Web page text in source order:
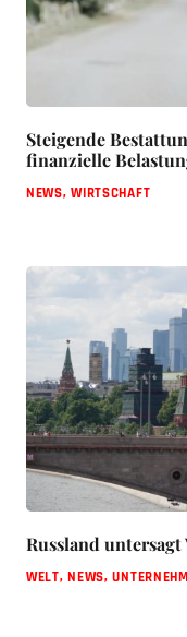
Steigende
finanzielle
NEWS,WIRTSCHAFT
Russland
WELT,NEWS,